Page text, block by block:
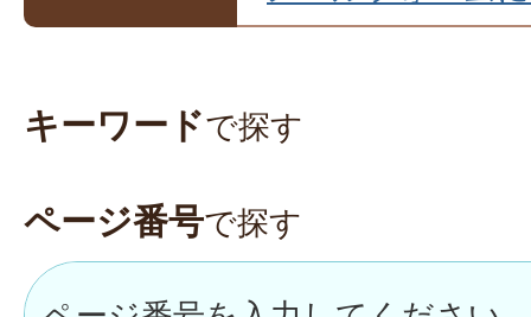
キーワードで探す
ページ番号で探す